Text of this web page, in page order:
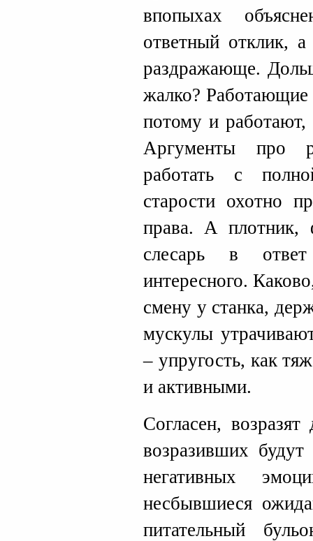
впопыхах
ответный отклик,
раздражающе.
жалко?
потому и
Аргументы про
работать с
старости охотно
права. А плотник,
слесарь в
интересного.
смену у станка,
мускулы
– упругость, как
и активными.
Согласен,
возразивших
негативных
несбывшиеся
питательный